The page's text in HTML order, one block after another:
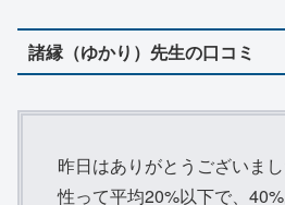
諸縁（ゆかり）先生の口コミ
昨日はありがとうございま
性って平均20%以下で、